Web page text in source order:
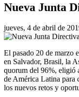
Nueva Junta
jueves, 4 de abril de
El pasado 20 de marzo
en Salvador, Brasil, la
quorum del 96%, eligió
de América Latina para
los nuevos retos y